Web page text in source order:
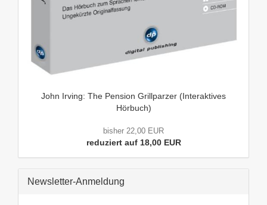
John Irving: The Pension Grillparzer (Interaktives
Hörbuch)
bisher 22,00 EUR
reduziert auf 18,00 EUR
Newsletter-Anmeldung